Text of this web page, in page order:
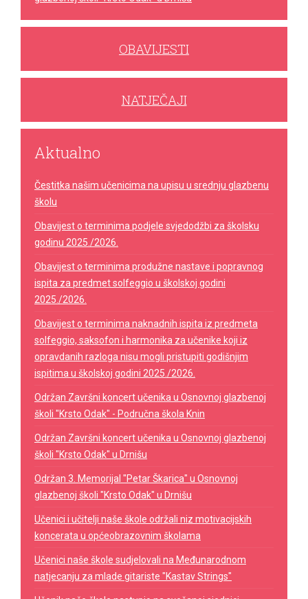
OBAVIJESTI
NATJEČAJI
Aktualno
Čestitka našim učenicima na upisu u srednju glazbenu
školu
Obavijest o terminima podjele svjedodžbi za školsku
godinu 2025./2026.
Obavijest o terminima produžne nastave i popravnog
ispita za predmet solfeggio u školskoj godini
2025./2026.
Obavijest o terminima naknadnih ispita iz predmeta
solfeggio, saksofon i harmonika za učenike koji iz
opravdanih razloga nisu mogli pristupiti godišnjim
ispitima u školskoj godini 2025./2026.
Održan Završni koncert učenika u Osnovnoj glazbenoj
školi "Krsto Odak" - Područna škola Knin
Održan Završni koncert učenika u Osnovnoj glazbenoj
školi "Krsto Odak" u Drnišu
Održan 3. Memorijal "Petar Škarica" u Osnovnoj
glazbenoj školi "Krsto Odak" u Drnišu
Učenici i učitelji naše škole održali niz motivacijskih
koncerata u općeobrazovnim školama
Učenici naše škole sudjelovali na Međunarodnom
natjecanju za mlade gitariste "Kastav Strings"